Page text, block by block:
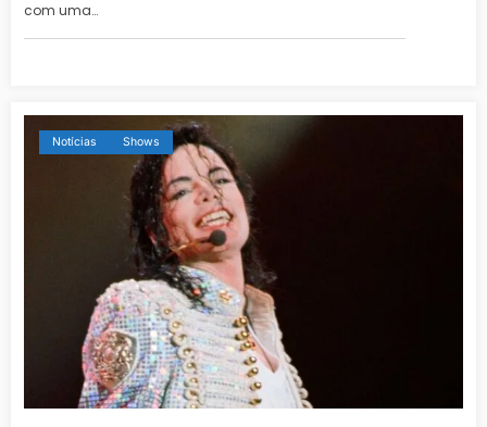
com uma…
Notícias Shows